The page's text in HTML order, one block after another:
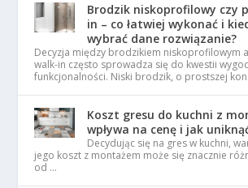
Brodzik niskoprofilowy czy
in – co łatwiej wykonać i
wybrać dane rozwiązanie?
Decyzja między brodzikiem niskoprofilowym
walk-in często sprowadza się do kwestii
funkcjonalności. Niski brodzik, o prostszej
Koszt gresu do kuchni z
wpływa na cenę i jak
Decydując się na gres w kuchni,
jego koszt z montażem może się znacznie
od …